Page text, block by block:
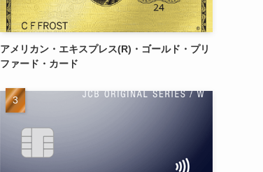
アメリカン・エキスプレス(R)・ゴールド・プリ
ファード・カード